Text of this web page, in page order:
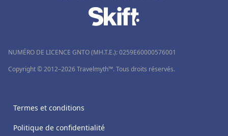
NUMÉRO DE LICENCE GNTO (MH.T.E.): 0259Ε60000576001
Copyright © 2012–2026 Travelmyth™. Tous droits réservés.
Termes et conditions
Politique de confidentialité